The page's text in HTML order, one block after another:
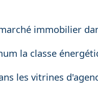
immobilier
la classe
les vitrines